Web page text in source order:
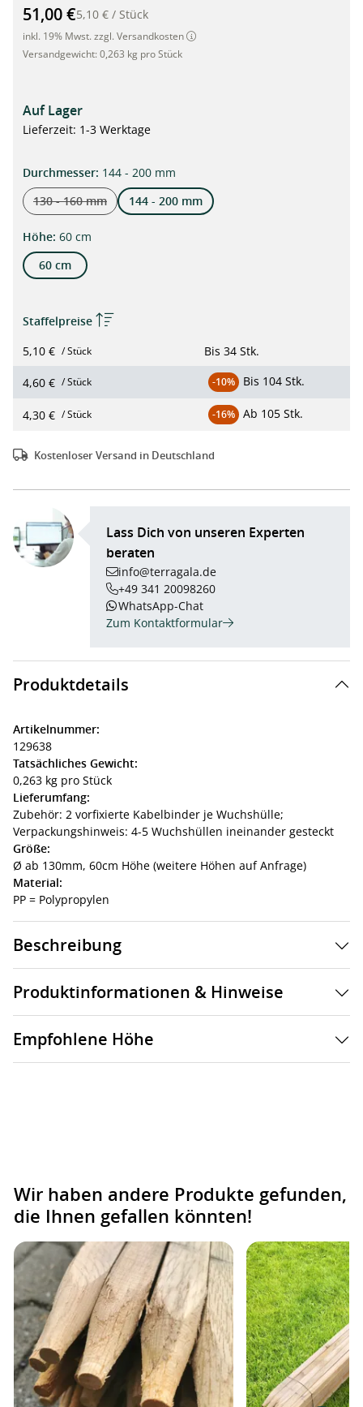
TUBEX Shrubshelter Plus, Wuchshülle und Verbissschutz für
51,00 €5,10 € / Stück
inkl. 19% Mwst. zzgl. Versandkosten
Versandgewicht: 0,263 kg pro Stück
Auf Lager
Lieferzeit: 1-3 Werktage
Durchmesserauswählen
: 144 - 200 mm
130 - 160 mm
(Diese Option ist zurzeit nicht verfügbar.)
144 - 200 mm
Höheauswählen
: 60 cm
60 cm
Staffelpreise
5,10 € / Stück Bis 34 Stk.
4,60 € / Stück -10% Bis 104 Stk.
4,30 € / Stück -16% Ab 105 Stk.
Kostenloser Versand in Deutschland
Lass Dich von unseren Experten
beraten
info@terragala.de
+49 341 20098260
WhatsApp-Chat
Zum Kontaktformular
Produktdetails
Artikelnummer:
129638
Tatsächliches Gewicht:
0,263 kg pro Stück
Lieferumfang:
Zubehör: 2 vorfixierte Kabelbinder je Wuchshülle;
Verpackungshinweis: 4-5 Wuchshüllen ineinander gesteckt
Größe:
Ø ab 130mm, 60cm Höhe (weitere Höhen auf Anfrage)
Material:
PP = Polypropylen
Beschreibung
Produktinformationen & Hinweise
Empfohlene Höhe
Wir haben andere Produkte gefunden,
die Ihnen gefallen könnten!